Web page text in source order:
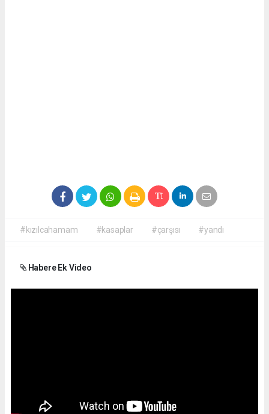
#kızılcahamam #kasaplar #çarşısı #yandı
Habere Ek Video